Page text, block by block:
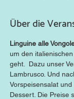
Über die
Linguine alle
um den
geht.  Dazu unser
Lambrusco. Und
Vorspeisensalat
Dessert. Die Preise